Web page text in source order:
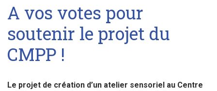
La Ville
Services
Commerces/associations
A vos votes pour
soutenir le projet du
CMPP !
Le projet de création d’un atelier sensoriel au Centre